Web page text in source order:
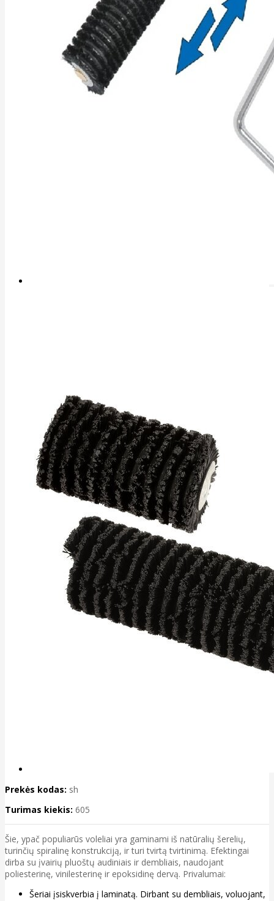
Prekės kodas: sh
Turimas kiekis: 605
Šie, ypač populiarūs voleliai yra gaminami iš natūralių šerelių,
turinčių spiralinę konstrukciją, ir turi tvirtą tvirtinimą. Efektingai
dirba su įvairių pluoštų audiniais ir dembliais, naudojant
poliesterinę, vinilesterinę ir epoksidinę dervą. Privalumai:
Šeriai įsiskverbia į laminatą. Dirbant su dembliais, voluojant,